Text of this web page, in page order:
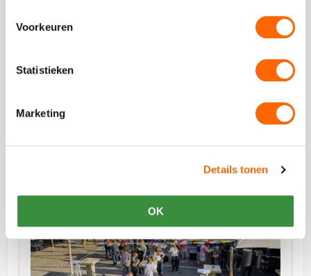
Voorkeuren
Statistieken
Marketing
Details tonen
OK
Bekijk alle reviews
Summer
Festival